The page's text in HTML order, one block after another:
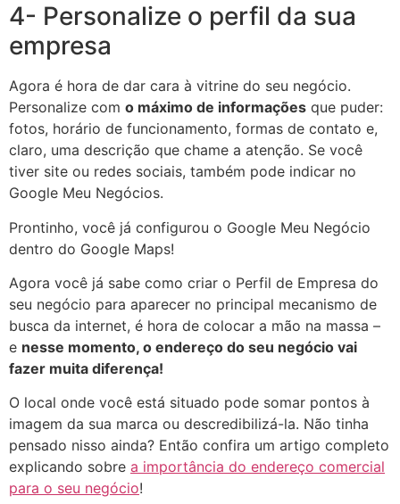
4- Personalize o perfil da sua
empresa
Agora é hora de dar cara à vitrine do seu negócio.
Personalize com o máximo de informações que puder:
fotos, horário de funcionamento, formas de contato e,
claro, uma descrição que chame a atenção. Se você
tiver site ou redes sociais, também pode indicar no
Google Meu Negócios.
Prontinho, você já configurou o Google Meu Negócio
dentro do Google Maps!
Agora você já sabe como criar o Perfil de Empresa do
seu negócio para aparecer no principal mecanismo de
busca da internet, é hora de colocar a mão na massa –
e nesse momento, o endereço do seu negócio vai
fazer muita diferença!
O local onde você está situado pode somar pontos à
imagem da sua marca ou descredibilizá-la. Não tinha
pensado nisso ainda? Então confira um artigo completo
explicando sobre a importância do endereço comercial
para o seu negócio!